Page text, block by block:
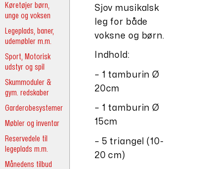
Køretøjer børn,
unge og voksen
Legeplads, baner,
udemøbler m.m.
Sport, Motorisk
udstyr og spil
Skummoduler &
gym. redskaber
Garderobesystemer
Møbler og inventar
Reservedele til
legeplads m.m.
Månedens tilbud
Sjov musikalsk
leg for både
voksne og børn.
Indhold:
– 1 tamburin Ø
20cm
– 1 tamburin Ø
15cm
– 5 triangel (10-
20 cm)